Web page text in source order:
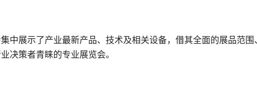
中展示了产业最新产品、技术及相关设备，借其全面的展品范围、
决策者青睐的专业展览会。